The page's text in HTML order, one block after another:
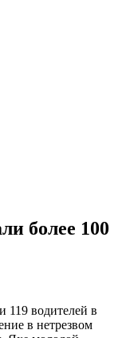
более 100
119 водителей в
в нетрезвом